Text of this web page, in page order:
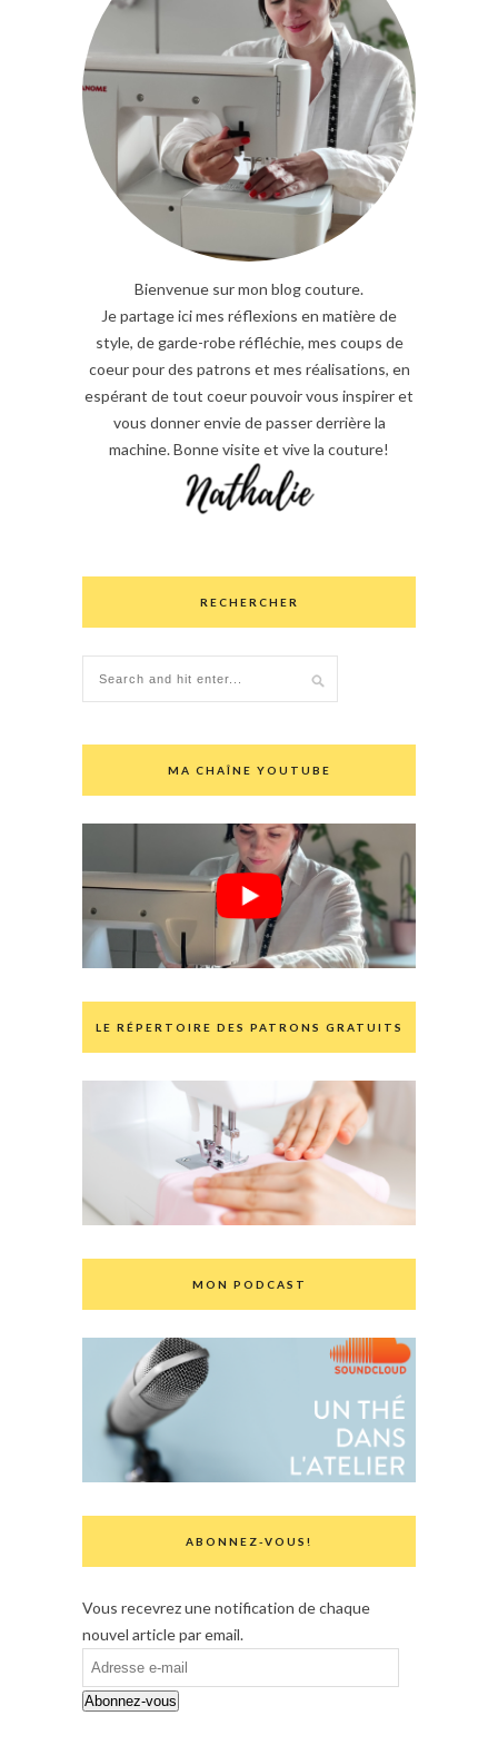
Bienvenue sur mon blog couture.
Je partage ici mes réflexions en matière de
style, de garde-robe réfléchie, mes coups de
coeur pour des patrons et mes réalisations, en
espérant de tout coeur pouvoir vous inspirer et
vous donner envie de passer derrière la
machine. Bonne visite et vive la couture!
RECHERCHER
MA CHAÎNE YOUTUBE
LE RÉPERTOIRE DES PATRONS GRATUITS
MON PODCAST
ABONNEZ-VOUS!
Vous recevrez une notification de chaque
nouvel article par email.
Adresse
e-
mail
Abonnez-vous